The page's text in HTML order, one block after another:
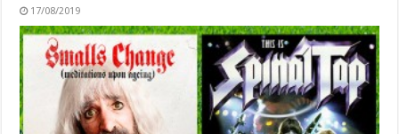
17/08/2019